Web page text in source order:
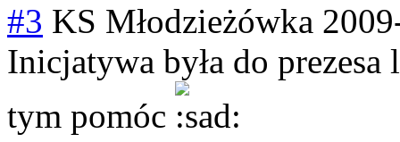
#3 KS Młodzieżówka
Inicjatywa była do prezesa
tym pomóc